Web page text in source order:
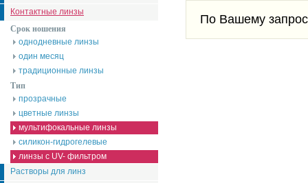
Контактные линзы
Срок ношения
однодневные линзы
один месяц
традиционные линзы
Тип
прозрачные
цветные линзы
мультифокальные линзы
силикон-гидрогелевые
линзы с UV- фильтром
Растворы для линз
По Вашему